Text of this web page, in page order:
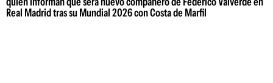
Real Madrid tras su Mundial 2026 con Costa de Marfil